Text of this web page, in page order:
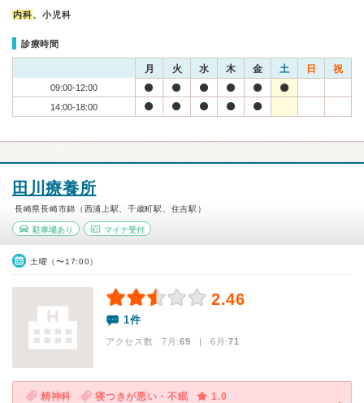
内科、小児科
診療時間
月 火 水 木 金 土 日 祝
09:00-12:00
14:00-18:00
田川療養所
長崎県長崎市錦（西浦上駅、千歳町駅、住吉駅）
駐車場あり マイナ受付
土曜（〜17:00）
2.46
1件
アクセス数 7月:69 | 6月:71
精神科 寝つきが悪い・不眠
1.0